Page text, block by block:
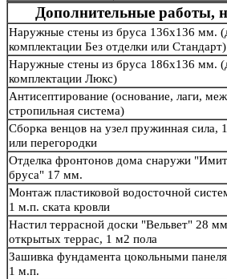
Дополнительные работы,
Наружные стены из бруса 136х136 мм.
комплектации Без отделки или Стандарт)
Наружные стены из бруса 186х136 мм.
комплектации Люкс)
Антисептирование (основание, лаги,
стропильная система)
Сборка венцов на узел пружинная сила,
или перегородки
Отделка фронтонов дома снаружи
бруса" 17 мм.
Монтаж пластиковой водосточной
1 м.п. ската кровли
Настил террасной доски "Вельвет" 28
открытых террас, 1 м2 пола
Зашивка фундамента цокольными
1 м.п.